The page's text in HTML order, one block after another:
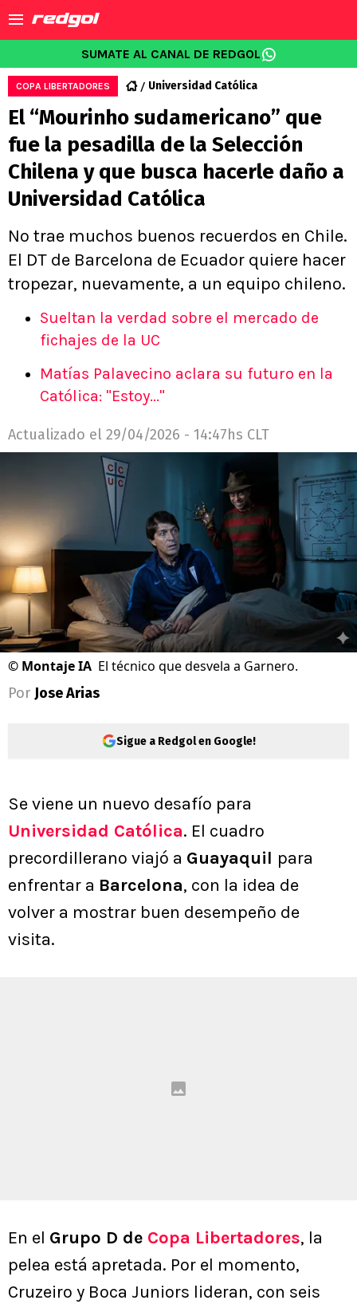
SUMATE AL CANAL DE REDGOL
COPA LIBERTADORES Universidad Católica
El “Mourinho sudamericano” que
fue la pesadilla de la Selección
Chilena y que busca hacerle daño a
Universidad Católica
No trae muchos buenos recuerdos en Chile.
El DT de Barcelona de Ecuador quiere hacer
tropezar, nuevamente, a un equipo chileno.
Sueltan la verdad sobre el mercado de
fichajes de la UC
Matías Palavecino aclara su futuro en la
Católica: "Estoy..."
Actualizado el 29/04/2026 - 14:47hs CLT
© Montaje IA El técnico que desvela a Garnero.
Por Jose Arias
Sigue a Redgol en Google!
Se viene un nuevo desafío para
Universidad Católica. El cuadro
precordillerano viajó a Guayaquil para
enfrentar a Barcelona, con la idea de
volver a mostrar buen desempeño de
visita.
En el Grupo D de Copa Libertadores, la
pelea está apretada. Por el momento,
Cruzeiro y Boca Juniors lideran, con seis